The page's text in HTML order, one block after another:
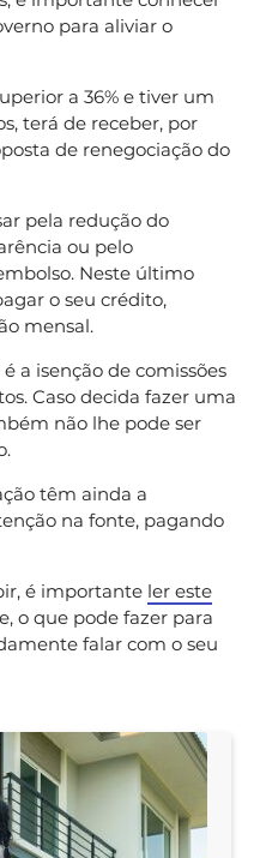
para aliviar o
a 36% e tiver um
terá de receber, por
de renegociação do
pela redução do
ou pelo
Neste último
o seu crédito,
mensal.
a isenção de comissões
Caso decida fazer uma
não lhe pode ser
têm ainda a
na fonte, pagando
é importante ler este
o que pode fazer para
falar com o seu